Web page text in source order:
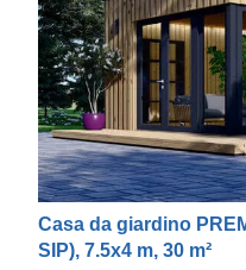
Casa da giardino
SIP), 7.5x4 m, 30 m²